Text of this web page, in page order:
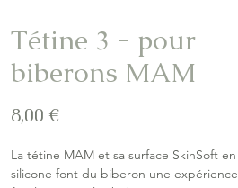
Tétine 3 - pour
biberons MAM
8,00 €Prix
La tétine MAM et sa surface SkinSoft en
silicone font du biberon une expérience